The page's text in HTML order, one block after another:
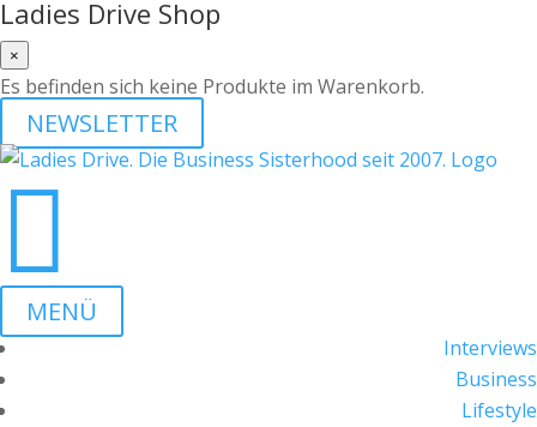
Ladies Drive Shop
×
Es befinden sich keine Produkte im Warenkorb.
NEWSLETTER

MENÜ
Interviews
Business
Lifestyle